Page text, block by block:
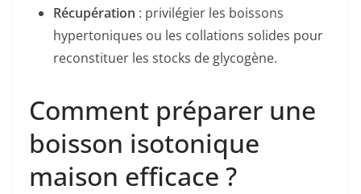
Récupération : privilégier les boissons
hypertoniques ou les collations solides pour
reconstituer les stocks de glycogène.
Comment préparer une
boisson isotonique
maison efficace ?